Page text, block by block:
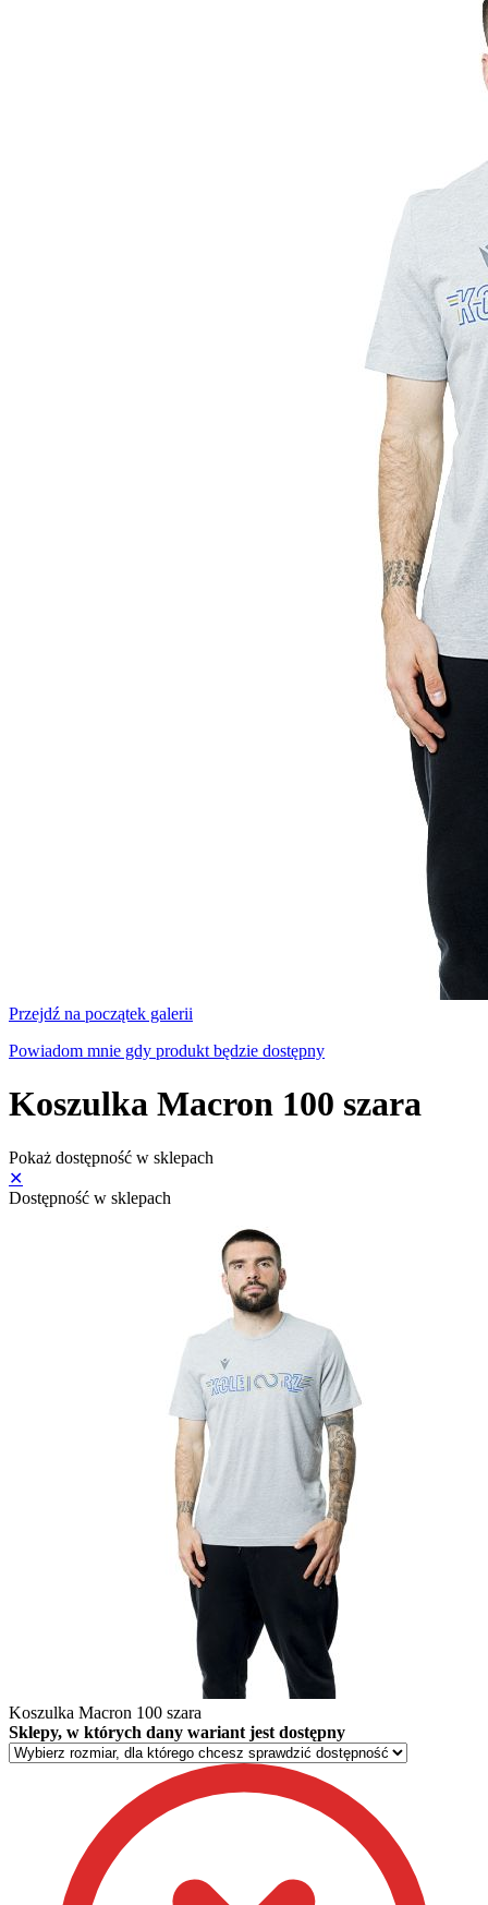
Przejdź na początek galerii
Powiadom mnie gdy produkt będzie dostępny
Koszulka Macron 100 szara
Pokaż dostępność w sklepach
✕
Dostępność w sklepach
Koszulka Macron 100 szara
Sklepy, w których dany wariant jest dostępny